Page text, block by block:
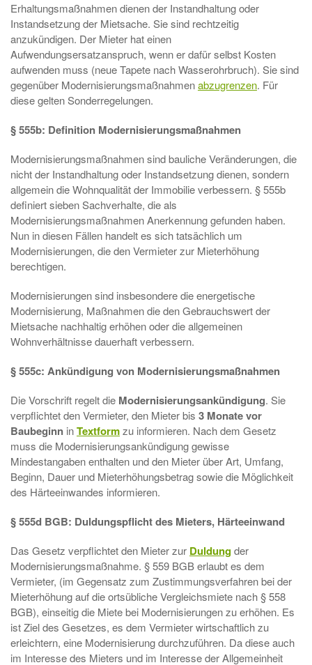
Erhaltungsmaßnahmen dienen der Instandhaltung oder
Instandsetzung der Mietsache. Sie sind rechtzeitig
anzukündigen. Der Mieter hat einen
Aufwendungsersatzanspruch, wenn er dafür selbst Kosten
aufwenden muss (neue Tapete nach Wasserohrbruch). Sie sind
gegenüber Modernisierungsmaßnahmenabzugrenzen. Für
diese gelten Sonderregelungen.
§ 555b: Definition Modernisierungsmaßnahmen
Modernisierungsmaßnahmen sind bauliche Veränderungen, die
nicht der Instandhaltung oder Instandsetzung dienen, sondern
allgemein die Wohnqualität der Immobilie verbessern. § 555b
definiert sieben Sachverhalte, die als
Modernisierungsmaßnahmen Anerkennung gefunden haben.
Nun in diesen Fällen handelt es sich tatsächlich um
Modernisierungen, die den Vermieter zur Mieterhöhung
berechtigen.
Modernisierungen sind insbesondere die energetische
Modernisierung, Maßnahmen die den Gebrauchswert der
Mietsache nachhaltig erhöhen oder die allgemeinen
Wohnverhältnisse dauerhaft verbessern.
§ 555c: Ankündigung von Modernisierungsmaßnahmen
Die Vorschrift regelt die Modernisierungsankündigung. Sie
verpflichtet den Vermieter, den Mieter bis 3 Monate vor
Baubeginn inTextformzu informieren. Nach dem Gesetz
muss die Modernisierungsankündigung gewisse
Mindestangaben enthalten und den Mieter über Art, Umfang,
Beginn, Dauer und Mieterhöhungsbetrag sowie die Möglichkeit
des Härteeinwandes informieren.
§ 555d BGB: Duldungspflicht des Mieters, Härteeinwand
Das Gesetz verpflichtet den Mieter zur Duldungder
Modernisierungsmaßnahme. § 559 BGB erlaubt es dem
Vermieter, (im Gegensatz zum Zustimmungsverfahren bei der
Mieterhöhung auf die ortsübliche Vergleichsmiete nach § 558
BGB), einseitig die Miete bei Modernisierungen zu erhöhen. Es
ist Ziel des Gesetzes, es dem Vermieter wirtschaftlich zu
erleichtern, eine Modernisierung durchzuführen. Da diese auch
im Interesse des Mieters und im Interesse der Allgemeinheit